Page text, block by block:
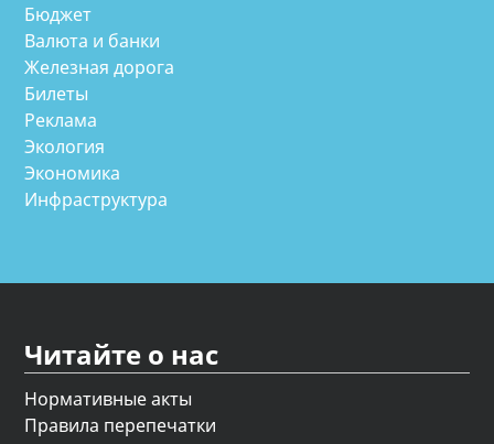
Бюджет
Валюта и банки
Железная дорога
Билеты
Реклама
Экология
Экономика
Инфраструктура
Читайте о нас
Нормативные акты
Правила перепечатки